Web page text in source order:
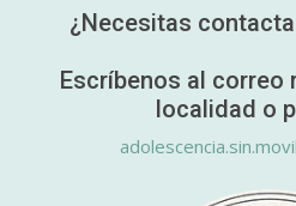
¿Necesitas
Escríbenos al correo
localidad o